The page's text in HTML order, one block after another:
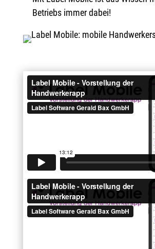
Betriebs immer dabei!